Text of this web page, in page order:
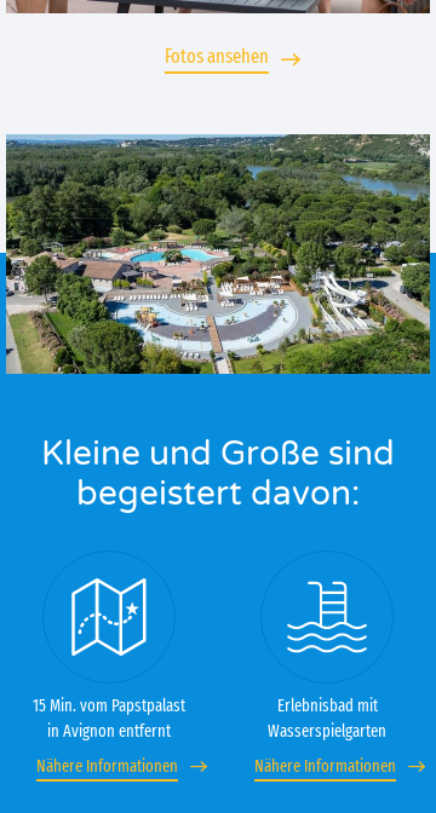
Fotos ansehen
Kleine und Große sind
begeistert davon:
15 Min. vom Papstpalast
in Avignon entfernt
Nähere Informationen
Erlebnisbad mit
Wasserspielgarten
Nähere Informationen